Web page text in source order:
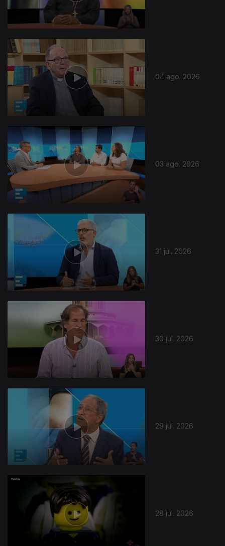
04 ago. 2026
03 ago. 2026
31 jul. 2026
30 jul. 2026
29 jul. 2026
28 jul. 2026